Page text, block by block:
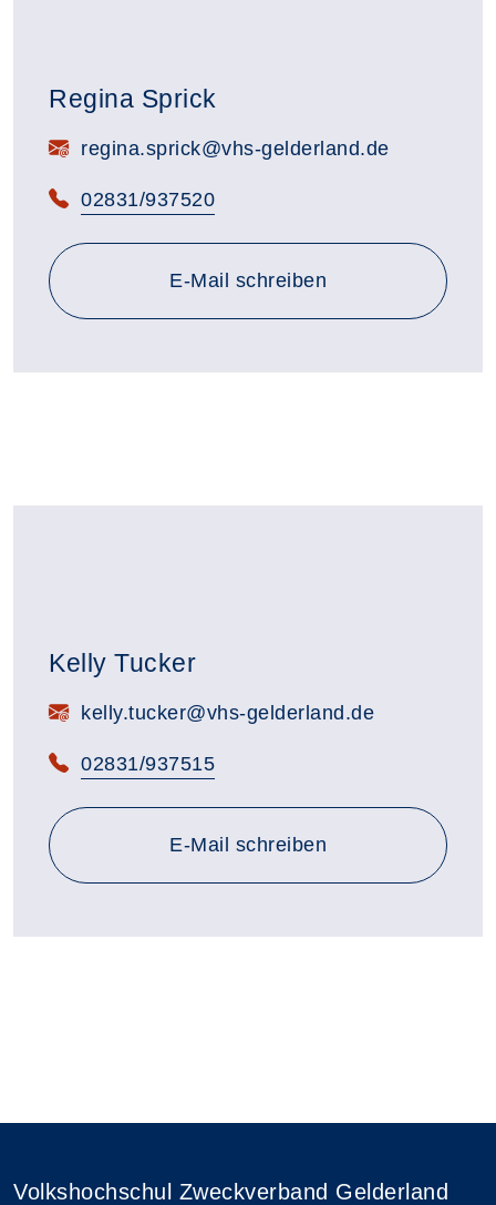
Regina Sprick
E-Mail:regina.sprick@vhs-gelderland.de
Telefon:
02831/937520
E-Mail schreiben
Kelly Tucker
E-Mail:kelly.tucker@vhs-gelderland.de
Telefon:
02831/937515
E-Mail schreiben
Volkshochschul Zweckverband Gelderland